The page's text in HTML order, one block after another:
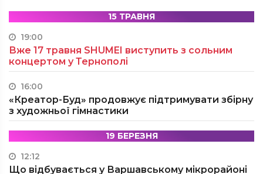
15 ТРАВНЯ
19:00
Вже 17 травня SHUMEI виступить з сольним
концертом у Тернополі
16:00
«Креатор-Буд» продовжує підтримувати збірну
з художньої гімнастики
19 БЕРЕЗНЯ
12:12
Що відбувається у Варшавському мікрорайоні